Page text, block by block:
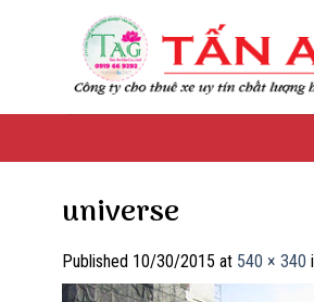
universe
Published 10/30/2015 at 540 × 340